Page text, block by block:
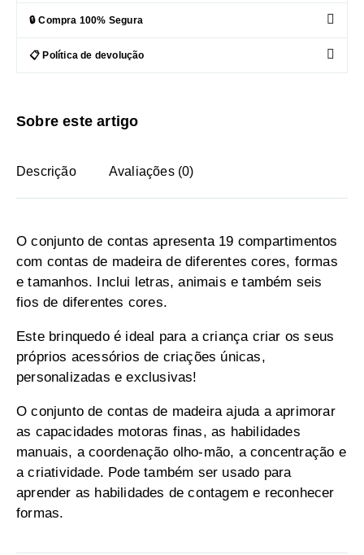
🔒 Compra 100% Segura
📋 Política de devolução
Sobre este artigo
Descrição Avaliações (0)
O conjunto de contas apresenta 19 compartimentos
com contas de madeira de diferentes cores, formas
e tamanhos. Inclui letras, animais e também seis
fios de diferentes cores.
Este brinquedo é ideal para a criança criar os seus
próprios acessórios de criações únicas,
personalizadas e exclusivas!
O conjunto de contas de madeira ajuda a aprimorar
as capacidades motoras finas, as habilidades
manuais, a coordenação olho-mão, a concentração e
a criatividade. Pode também ser usado para
aprender as habilidades de contagem e reconhecer
formas.